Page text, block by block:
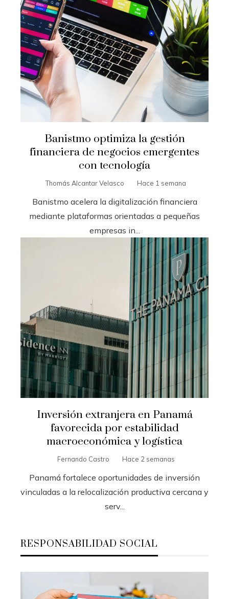
Banistmo optimiza la gestión
financiera de negocios emergentes
con tecnología
Thomás Alcantar Velasco Hace 1 semana
Banistmo acelera la digitalización financiera
mediante plataformas orientadas a pequeñas
empresas in...
Inversión extranjera en Panamá
favorecida por estabilidad
macroeconómica y logística
Fernando Castro Hace 2 semanas
Panamá fortalece oportunidades de inversión
vinculadas a la relocalización productiva cercana y
serv...
RESPONSABILIDAD SOCIAL